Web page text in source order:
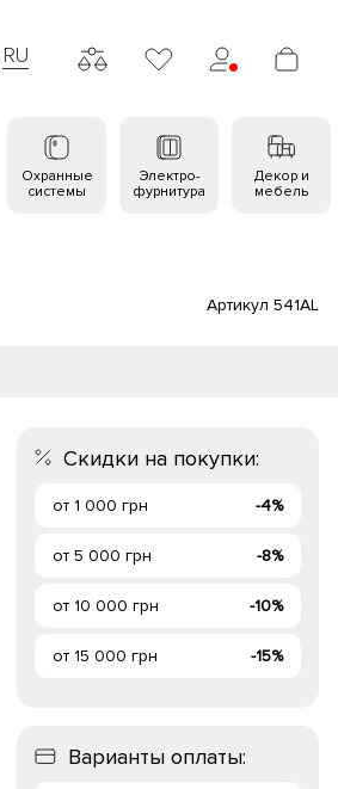
RU
Охранные
системы
Электро-
фурнитура
Декор и
мебель
Артикул 541AL
Скидки на покупки:
от 1 000 грн -4%
от 5 000 грн -8%
от 10 000 грн -10%
от 15 000 грн -15%
Варианты оплаты: